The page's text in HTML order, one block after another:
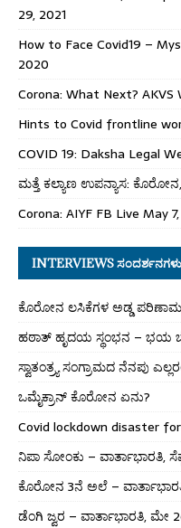
29, 2021
How to Face Covid19 –
2020
Corona: What Next?
Hints to Covid frontline
COVID 19: Daksha Legal
ಮತ್ತೆ ಕಲ್ಯಾಣ ಉಪನ್ಯಾಸ:
Corona: AIYF FB Live May
INTERVIEWS ಸಂದರ್ಶನಗಳು
ಕೊರೋನ ಲಸಿಕೆಗಳ ಅಡ್ಡ
ಹಠಾತ್ ಹೃದಯ ಸ್ಥಂಭನ – ಭಯ
ಸ್ವಾತಂತ್ರ್ಯ ಸಂಗ್ರಾಮದ ನೆನಪು
ಒಮೈಕ್ರಾನ್ ಕೊರೋನ ಏನು?
Covid lockdown disaster
ನಿಪಾ ಸೋಂಕು – ವಾರ್ತಾಭಾರತಿ,
ಕೊರೋನ 3ನೆ ಅಲೆ –
ಡೆಂಗಿ ಜ್ವರ – ವಾರ್ತಾಭಾರತಿ, ಮೇ